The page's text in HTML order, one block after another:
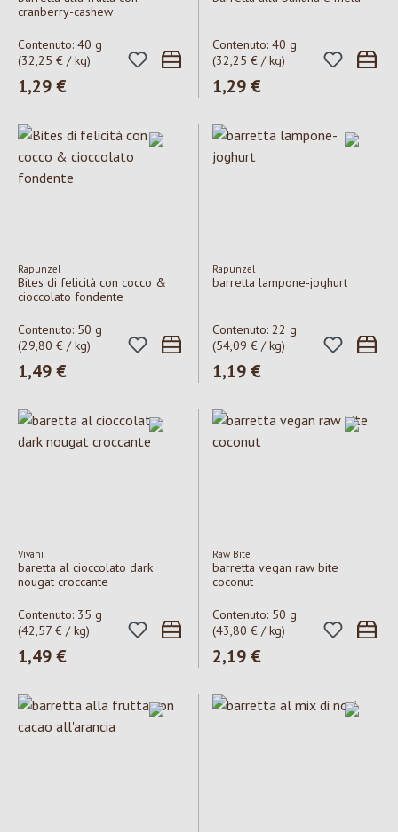
cranberry-cashew
Contenuto: 40 g
(32,25 € / kg)
Prezzo normale:
1,29 €
Contenuto: 40 g
(32,25 € / kg)
Prezzo normale:
1,29 €
Rapunzel
Bites di felicità con cocco &
cioccolato fondente
Contenuto: 50 g
(29,80 € / kg)
Prezzo normale:
1,49 €
Rapunzel
barretta lampone-joghurt
Contenuto: 22 g
(54,09 € / kg)
Prezzo normale:
1,19 €
Vivani
baretta al cioccolato dark
nougat croccante
Contenuto: 35 g
(42,57 € / kg)
Prezzo normale:
1,49 €
Raw Bite
barretta vegan raw bite
coconut
Contenuto: 50 g
(43,80 € / kg)
Prezzo normale:
2,19 €